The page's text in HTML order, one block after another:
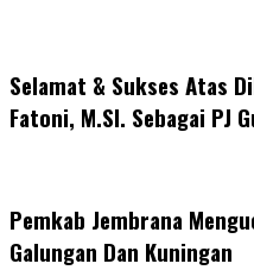
Selamat & Sukses Atas
Fatoni, M.SI. Sebagai PJ
Pemkab Jembrana
Galungan Dan Kuningan